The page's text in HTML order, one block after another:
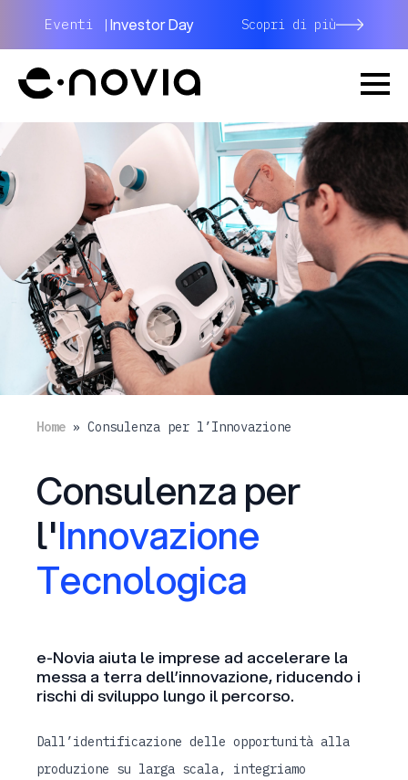
Eventi | Investor Day Scopri di più
Home » Consulenza per l’Innovazione
Consulenza per
l'Innovazione
Tecnologica
e-Novia aiuta le imprese ad accelerare la
messa a terra dell’innovazione, riducendo i
rischi di sviluppo lungo il percorso.
Dall’identificazione delle opportunità alla
produzione su larga scala, integriamo